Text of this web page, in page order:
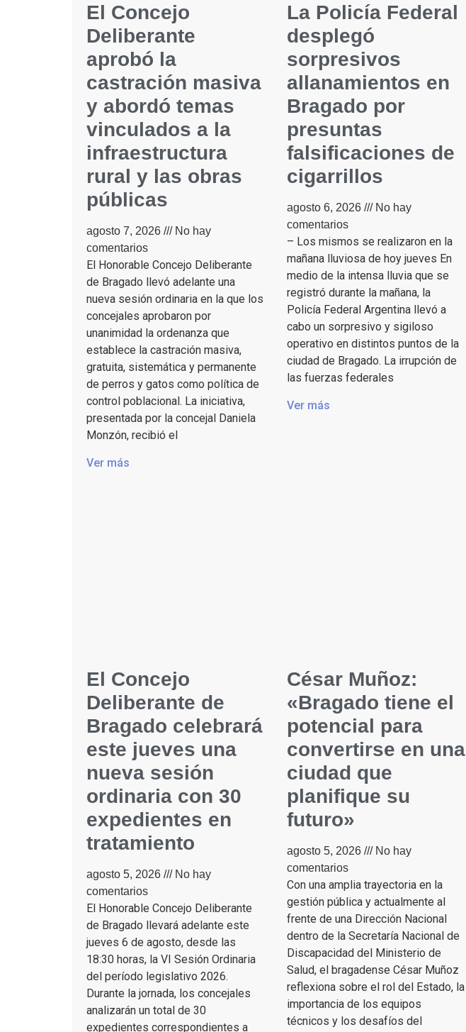
El Concejo
Deliberante
aprobó la
castración masiva
y abordó temas
vinculados a la
infraestructura
rural y las obras
públicas
agosto 7, 2026
No hay
comentarios
El Honorable Concejo Deliberante
de Bragado llevó adelante una
nueva sesión ordinaria en la que los
concejales aprobaron por
unanimidad la ordenanza que
establece la castración masiva,
gratuita, sistemática y permanente
de perros y gatos como política de
control poblacional. La iniciativa,
presentada por la concejal Daniela
Monzón, recibió el
Ver más
La Policía Federal
desplegó
sorpresivos
allanamientos en
Bragado por
presuntas
falsificaciones de
cigarrillos
agosto 6, 2026
No hay
comentarios
– Los mismos se realizaron en la
mañana lluviosa de hoy jueves En
medio de la intensa lluvia que se
registró durante la mañana, la
Policía Federal Argentina llevó a
cabo un sorpresivo y sigiloso
operativo en distintos puntos de la
ciudad de Bragado. La irrupción de
las fuerzas federales
Ver más
El Concejo
Deliberante de
Bragado celebrará
este jueves una
nueva sesión
ordinaria con 30
expedientes en
tratamiento
agosto 5, 2026
No hay
comentarios
El Honorable Concejo Deliberante
de Bragado llevará adelante este
jueves 6 de agosto, desde las
18:30 horas, la VI Sesión Ordinaria
del período legislativo 2026.
Durante la jornada, los concejales
analizarán un total de 30
expedientes correspondientes a
César Muñoz:
«Bragado tiene el
potencial para
convertirse en una
ciudad que
planifique su
futuro»
agosto 5, 2026
No hay
comentarios
Con una amplia trayectoria en la
gestión pública y actualmente al
frente de una Dirección Nacional
dentro de la Secretaría Nacional de
Discapacidad del Ministerio de
Salud, el bragadense César Muñoz
reflexiona sobre el rol del Estado, la
importancia de los equipos
técnicos y los desafíos del